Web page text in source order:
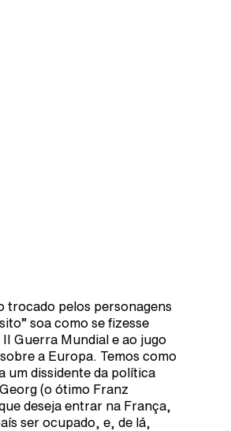
trocado pelos personagens
soa como se fizesse
II Guerra Mundial e ao jugo
a Europa. Temos como
um dissidente da política
(o ótimo Franz
deseja entrar na França,
ser ocupado, e, de lá,